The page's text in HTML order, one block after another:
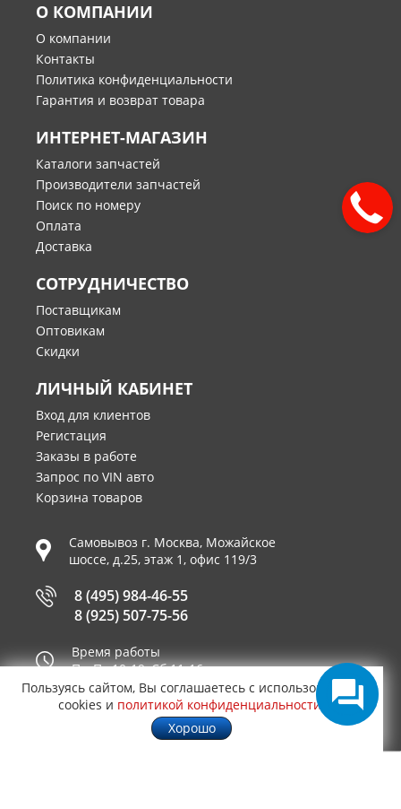
О КОМПАНИИ
О компании
Контакты
Политика конфиденциальности
Гарантия и возврат товара
ИНТЕРНЕТ-МАГАЗИН
Каталоги запчастей
Производители запчастей
Поиск по номеру
Оплата
Доставка
СОТРУДНИЧЕСТВО
Поставщикам
Оптовикам
Скидки
ЛИЧНЫЙ КАБИНЕТ
Вход для клиентов
Регистация
Заказы в работе
Запрос по VIN авто
Корзина товаров
Самовывоз г. Москва, Можайское
шоссе, д.25, этаж 1, офис 119/3
8 (495) 984-46-55
8 (925) 507-75-56
Время работы
Пн-Пт 10-19, Сб 11-16
Принимаем к оплате
Пользуясь сайтом, Вы соглашаетесь с использованием
cookies и политикой конфиденциальности
Хорошо